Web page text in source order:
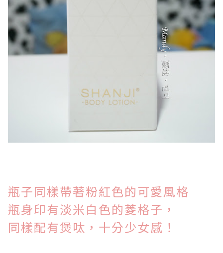
瓶子同樣帶著粉紅色的可愛風格
瓶身印有淡米白色的菱格子，
同樣配有煲呔， 十分少女感 ！